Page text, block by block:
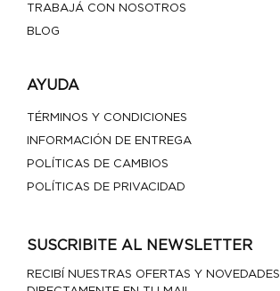
TRABAJÁ CON NOSOTROS
BLOG
AYUDA
TÉRMINOS Y CONDICIONES
INFORMACIÓN DE ENTREGA
POLÍTICAS DE CAMBIOS
POLÍTICAS DE PRIVACIDAD
SUSCRIBITE AL NEWSLETTER
RECIBÍ NUESTRAS OFERTAS Y NOVEDADES